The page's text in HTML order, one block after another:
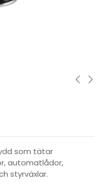
som tätar
automatlådor,
styrväxlar.